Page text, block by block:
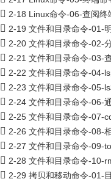
2-18 Linux命令-06-查阅终
2-19 文件和目录命令-01-
2-20 文件和目录命令-02-
2-21 文件和目录命令-03-
2-22 文件和目录命令-04-
2-23 文件和目录命令-05-
2-24 文件和目录命令-06-
2-25 文件和目录命令-07-
2-26 文件和目录命令-08-
2-27 文件和目录命令-09-
2-28 文件和目录命令-10-
2-29 拷贝和移动命令-01-